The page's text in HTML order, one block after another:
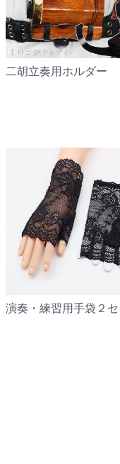
二胡立奏用ホルダー
演奏・練習用手袋２セ